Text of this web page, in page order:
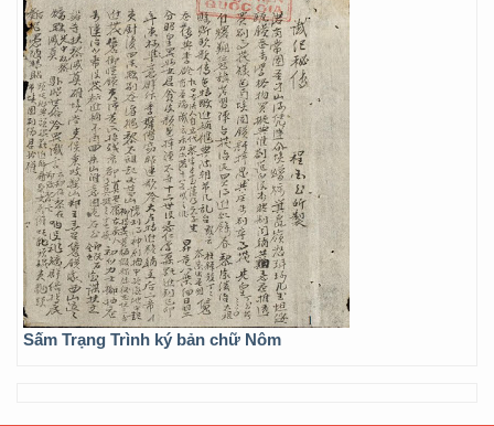
Sấm Trạng Trình ký bản chữ Nôm